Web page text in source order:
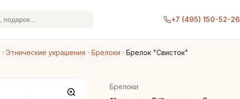
+7 (495) 150-52-26
Этнические украшения Брелоки Брелок "Свисток"
Брелоки